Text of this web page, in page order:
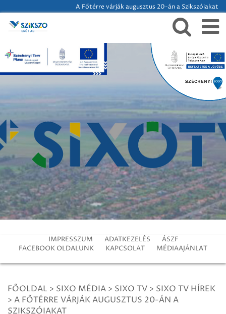
A Főtérre várják augusztus 20-án a Szikszóiakat
IMPRESSZUM ADATKEZELÉS
ÁSZF
FACEBOOK OLDALUNK
KAPCSOLAT MÉDIAAJÁNLAT
FŐOLDAL > SIXO MÉDIA > SIXO TV > SIXO TV HÍREK
> A FŐTÉRRE VÁRJÁK AUGUSZTUS 20-ÁN A
SZIKSZÓIAKAT